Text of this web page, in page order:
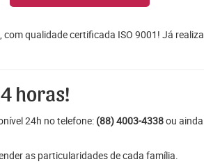
com qualidade certificada ISO 9001! Já
horas!
24h no telefone: (88) 4003-4338ou
as particularidades de cada família.